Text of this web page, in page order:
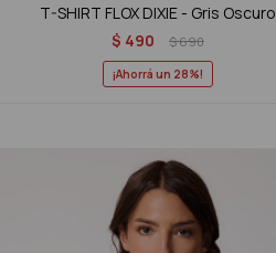
T-SHIRT FLOX DIXIE - Gris Oscuro
$ 490 $690
28